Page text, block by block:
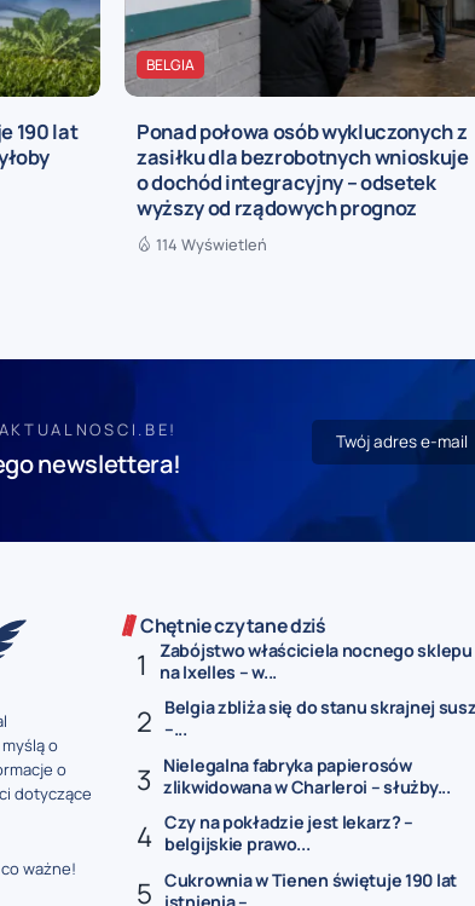
190 lat
BELGIA
Ponad połowa osób wykluczonych z
zasiłku dla bezrobotnych wnioskuje
o dochód integracyjny – odsetek
wyższy od rządowych prognoz
114 Wyświetleń
newslettera!
o
o
dotyczące
ważne!
Chętnie czytane dziś
Zabójstwo właściciela nocnego sklepu
na Ixelles – w...
Belgia zbliża się do stanu skrajnej
–...
Nielegalna fabryka papierosów
zlikwidowana w Charleroi – służby...
Czy na pokładzie jest lekarz? –
belgijskie prawo...
Cukrownia w Tienen świętuje 190 lat
istnienia –...